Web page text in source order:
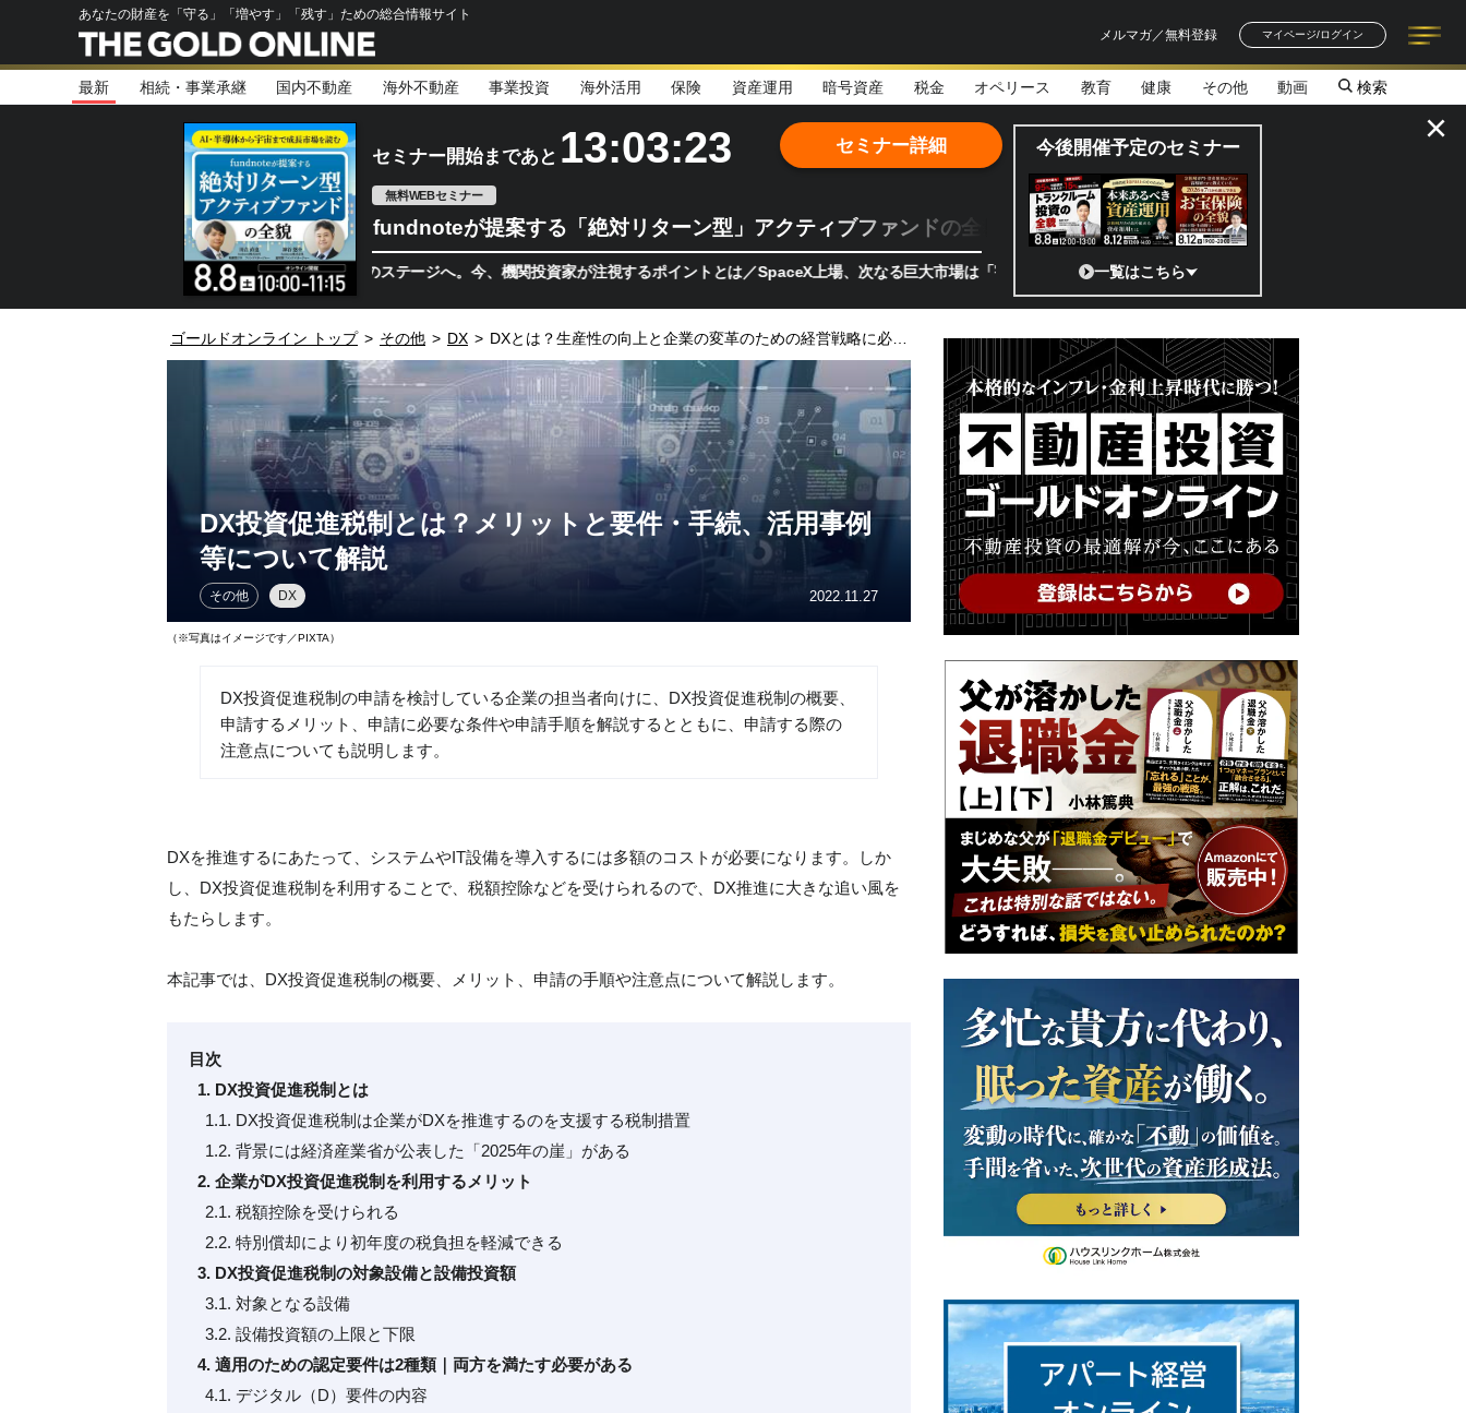
あなたの財産を「守る」「増やす」「残す」ための総合情報サイト
メルマガ／無料登録
マイページ/ログイン
記事一覧
著者一覧
最新 相続・事業承継 国内不動産 海外不動産 事業投資 海外活用 保険 資産運用 暗号資産 税金 オペリース 教育 健康 その他 動画 検索
セミナー開始まであと 13:03:22
無料WEBセミナー
fundnoteが提案する「絶対リターン型」アクティブファンドの全貌
半導体相場は次のステージへ。今、機関投資家が注視するポイントとは／SpaceX上場、次なる巨大市場は「宇宙!?」 日本の宇宙ベンチャーのココがスゴイ！／補助金から実需へ、知られ
セミナー詳細 今後開催予定のセミナー
一覧はこちら
×
ゴールドオンライン トップ > その他 > DX >
DX投資促進税制とは？メリットと要件・手続、活用事例
等について解説
その他 DX 2022.11.27
（※写真はイメージです／PIXTA）
DX投資促進税制の申請を検討している企業の担当者向けに、DX投資促進税制の概要、
申請するメリット、申請に必要な条件や申請手順を解説するとともに、申請する際の
注意点についても説明します。
DXを推進するにあたって、システムやIT設備を導入するには多額のコストが必要になります。しか
し、DX投資促進税制を利用することで、税額控除などを受けられるので、DX推進に大きな追い風を
もたらします。
本記事では、DX投資促進税制の概要、メリット、申請の手順や注意点について解説します。
目次
1. DX投資促進税制とは
1.1. DX投資促進税制は企業がDXを推進するのを支援する税制措置
1.2. 背景には経済産業省が公表した「2025年の崖」がある
2. 企業がDX投資促進税制を利用するメリット
2.1. 税額控除を受けられる
2.2. 特別償却により初年度の税負担を軽減できる
3. DX投資促進税制の対象設備と設備投資額
3.1. 対象となる設備
3.2. 設備投資額の上限と下限
4. 適用のための認定要件は2種類｜両方を満たす必要がある
4.1. デジタル（D）要件の内容